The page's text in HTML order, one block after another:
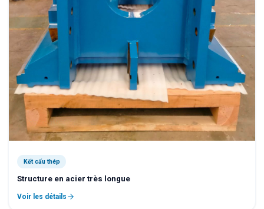
Kết cấu thép
Structure en acier très longue
Voir les détails